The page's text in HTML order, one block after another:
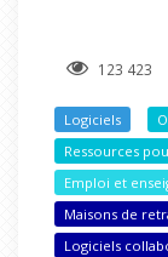
123 423
Logiciels
Ressources
Emploi et
Maisons de
Logiciels